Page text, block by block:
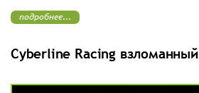
подробнее...
Cyberline Racing взломанный